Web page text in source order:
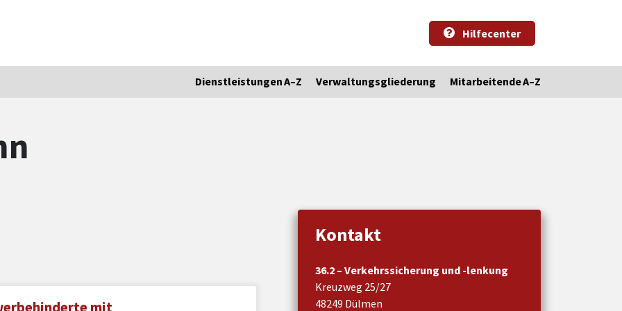
Hilfecenter
Dienstleistungen A–Z Verwaltungsgliederung Mitarbeitende A–Z
mit
Kontakt
36.2 – Verkehrssicherung und -lenkung
Kreuzweg 25/27
48249 Dülmen